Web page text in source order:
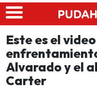
Skip to main content
Este es el
Alvarado y el
Carter